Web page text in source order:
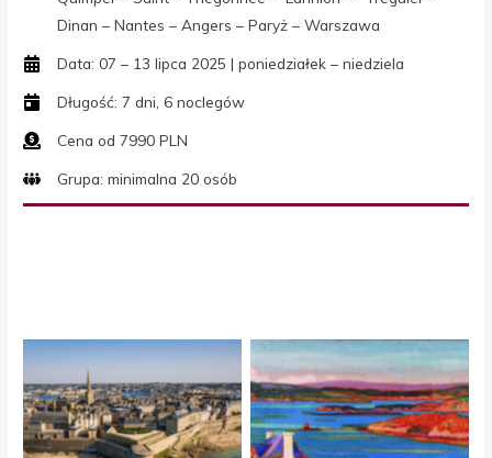
Dinan – Nantes – Angers – Paryż – Warszawa
Data: 07 – 13 lipca 2025 | poniedziałek – niedziela
Długość: 7 dni, 6 noclegów
Cena od 7990 PLN
Grupa: minimalna 20 osób